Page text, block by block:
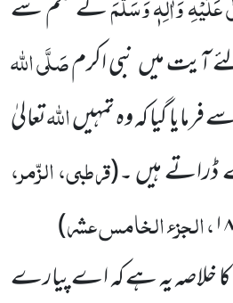
کے حکم سے
آیت میںنبی اکرمصَلَّی اللہ
فرمایا گیا کہ وہ تمہیںاللہتعالیٰ
ڈراتے ہیں ۔(قرطبی، الزّمر،
، الجزء الخامس عشر)
یہ ہے کہ اے پیارے